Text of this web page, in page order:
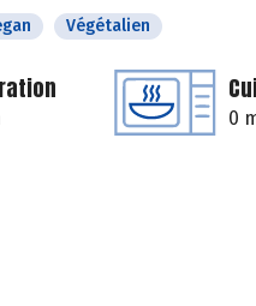
Végétalien
0